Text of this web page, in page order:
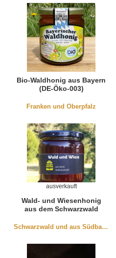
Bio-Waldhonig aus Bayern
(DE-Öko-003)
Franken und Oberpfalz
Wald- und Wiesenhonig
aus dem Schwarzwald
Schwarzwald und aus Südbaden
ausverkauft